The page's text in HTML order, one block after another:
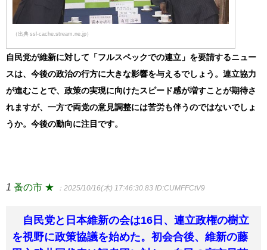
（出典 ssl-cache.stream.ne.jp）
自民党が維新に対して「フルスペックでの連立」を要請するニュー
スは、今後の政治の行方に大きな影響を与えるでしょう。連立協力
が進むことで、政策の実現に向けたスピード感が増すことが期待さ
れますが、一方で両党の意見調整には苦労も伴うのではないでしょ
うか。今後の動向に注目です。
1 蚤の市 ★ ：2025/10/16(木) 17:46:30.83 ID:CUMFFCtV9
自民党と日本維新の会は16日、連立政権の樹立
を視野に政策協議を始めた。初会合後、維新の藤